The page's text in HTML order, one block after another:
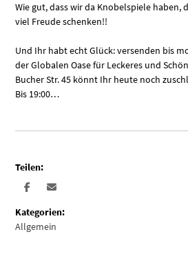
Wie gut, dass wir da Knobelspiele haben,
viel Freude schenken!!
Und Ihr habt echt Glück: versenden bis
der Globalen Oase für Leckeres und
Bucher Str. 45 könnt Ihr heute noch
Bis 19:00…
Teilen:
Kategorien:
Allgemein